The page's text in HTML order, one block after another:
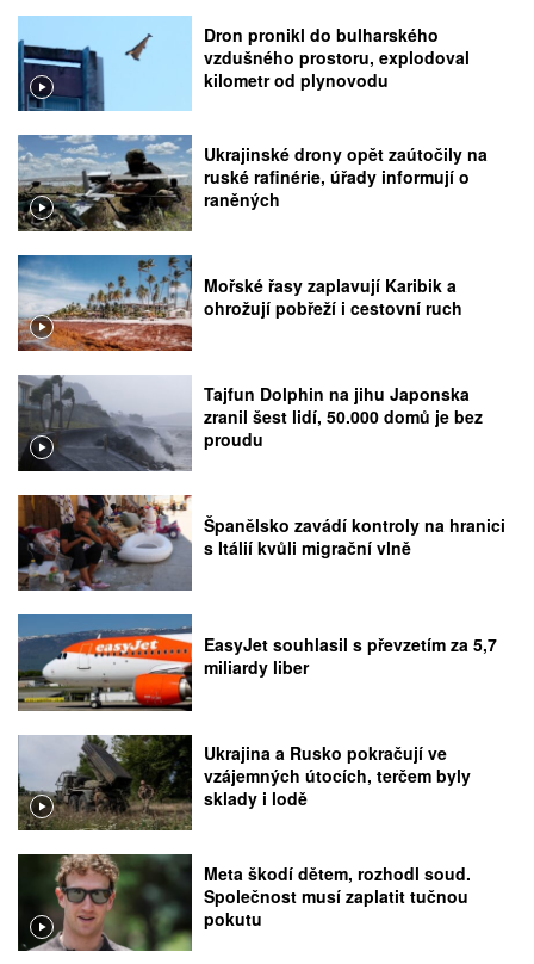
Dron pronikl do bulharského
vzdušného prostoru, explodoval
kilometr od plynovodu
Ukrajinské drony opět zaútočily na
ruské rafinérie, úřady informují o
raněných
Mořské řasy zaplavují Karibik a
ohrožují pobřeží i cestovní ruch
Tajfun Dolphin na jihu Japonska
zranil šest lidí, 50.000 domů je bez
proudu
Španělsko zavádí kontroly na hranici
s Itálií kvůli migrační vlně
EasyJet souhlasil s převzetím za 5,7
miliardy liber
Ukrajina a Rusko pokračují ve
vzájemných útocích, terčem byly
sklady i lodě
Meta škodí dětem, rozhodl soud.
Společnost musí zaplatit tučnou
pokutu